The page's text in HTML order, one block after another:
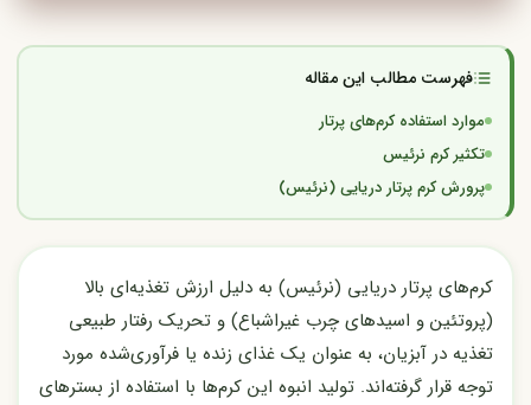
فهرست مطالب این مقاله
موارد استفاده کرم‌های پرتار
تکثیر کرم نرئیس
پرورش کرم‌ پرتار دریایی (نرئیس)
کرم‌های پرتار دریایی (نرئیس) به دلیل ارزش تغذیه‌ای بالا
(پروتئین و اسیدهای چرب غیراشباع) و تحریک رفتار طبیعی
تغذیه در آبزیان، به عنوان یک غذای زنده یا فرآوری‌شده مورد
توجه قرار گرفته‌اند. تولید انبوه این کرم‌ها با استفاده از بسترهای